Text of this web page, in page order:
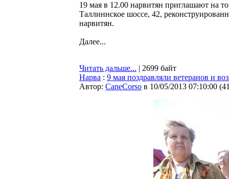
19 мая в 12.00 нарвитян приглашают на
Таллиннское шоссе, 42,
нарвитян.
Далее...
Читать дальше... | 2699 байт
Нарва : 9 мая поздравляли ветеранов и
Автор: CaneCorso в 10/05/2013 07:10:00 (